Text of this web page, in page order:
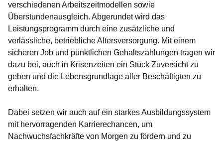
verschiedenen Arbeitszeitmodellen sowie
Überstundenausgleich. Abgerundet wird das
Leistungsprogramm durch eine zusätzliche und
verlässliche, betriebliche Altersversorgung. Mit einem
sicheren Job und pünktlichen Gehaltszahlungen tragen wir
dazu bei, auch in Krisenzeiten ein Stück Zuversicht zu
geben und die Lebensgrundlage aller Beschäftigten zu
erhalten.
Dabei setzen wir auch auf ein starkes Ausbildungssystem
mit hervorragenden Karrierechancen, um
Nachwuchsfachkräfte von Morgen zu fördern und zu